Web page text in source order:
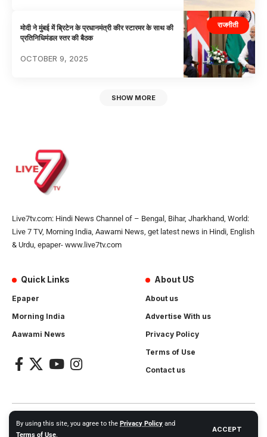
By using this site, you agree to the Privacy Policy and
Terms of Use.
ACCEPT
राजनीती
मोदी ने मुंबई में ब्रिटेन के प्रधानमंत्री कीर स्टारमर के साथ की
प्रतिनिधिमंडल स्तर की बैठक
OCTOBER 9, 2025
SHOW MORE
Live7tv.com: Hindi News Channel of – Bengal, Bihar, Jharkhand, World:
Live 7 TV, Morning India, Aawami News, get latest news in Hindi, English
& Urdu, epaper- www.live7tv.com
Quick Links
Epaper
Morning India
Aawami News
About US
About us
Advertise With us
Privacy Policy
Terms of Use
Contact us
2024- All Rights Reserved.Live 7 tv. Website Created by and